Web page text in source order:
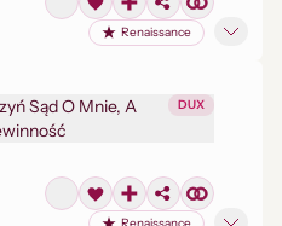
Renaissance
Sąd O Mnie, A
DUX